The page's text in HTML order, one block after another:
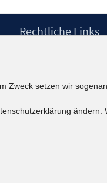
Rechtliche Links
Erklärung zur
Zweck setzen wir